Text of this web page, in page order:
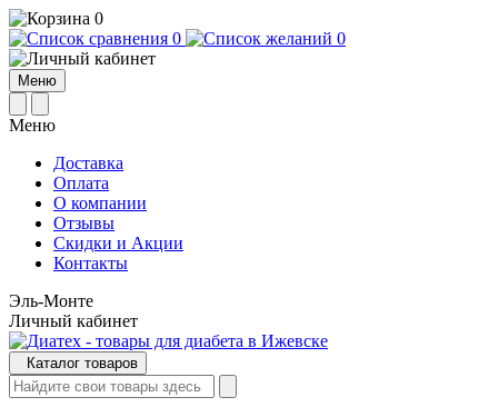
0
0
0
Меню
Меню
Доставка
Оплата
О компании
Отзывы
Cкидки и Акции
Контакты
Эль-Монте
Личный кабинет
Каталог товаров